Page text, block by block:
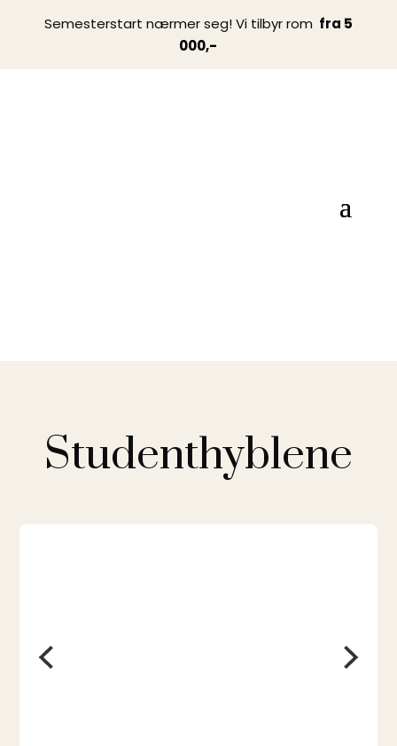
Semesterstart nærmer seg! Vi tilbyr rom fra 5
000,-
Studenthyblene